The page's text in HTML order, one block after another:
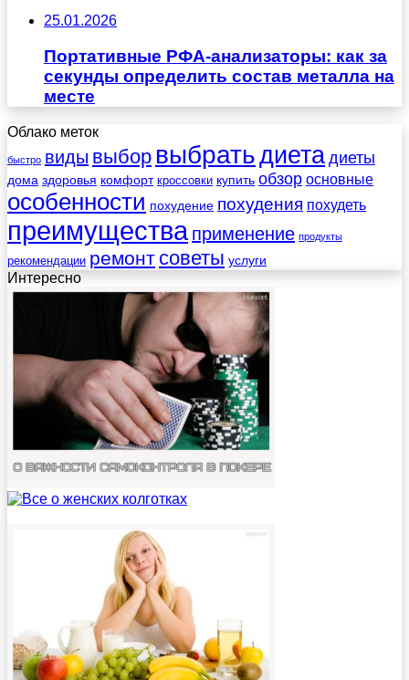
25.01.2026
Портативные РФА-анализаторы: как за
секунды определить состав металла на
месте
Облако меток
быстро виды выбор выбратьдиета диеты
дома здоровья комфорт кроссовки купить обзор основные
особенности похудение похудения похудеть
преимущества применение продукты
рекомендации ремонт советы услуги
Интересно